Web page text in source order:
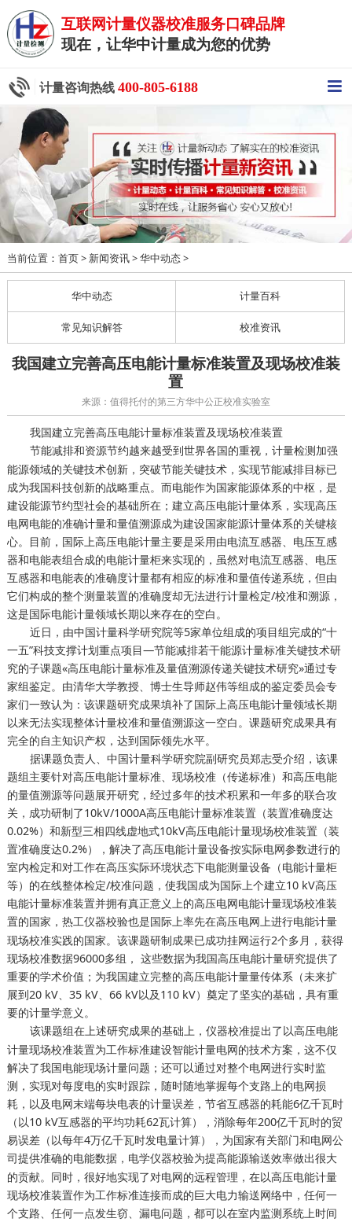
互联网计量仪器校准服务口碑品牌
现在，让华中计量成为您的优势
计量咨询热线 400-805-6188
当前位置： 首页> 新闻资讯> 华中动态>
华中动态 计量百科
常见知识解答 校准资讯
我国建立完善高压电能计量标准装置及现场校准装
置
来源：值得托付的第三方华中公正校准实验室
我国建立完善高压电能计量标准装置及现场校准装置
节能减排和资源节约越来越受到世界各国的重视， 计量检测 加强
能源领域的关键技术创新，突破节能关键技术，实现节能减排目标已
成为我国科技创新的战略重点。而电能作为国家能源体系的中枢，是
建设能源节约型社会的基础所在；建立高压电能计量体系，实现高压
电网电能的准确计量和量值溯源成为建设国家能源计量体系的关键核
心。目前，国际上高压电能计量主要是采用由电流互感器、电压互感
器和电能表组合成的电能计量柜来实现的，虽然对电流互感器、电压
互感器和电能表的准确度计量都有相应的标准和量值传递系统，但由
它们构成的整个测量装置的准确度却无法进行计量检定/校准和溯源，
这是国际电能计量领域长期以来存在的空白。
近日，由中国计量科学研究院等5家单位组成的项目组完成的“十
一五”科技支撑计划重点项目—节能减排若干能源计量标准关键技术研
究的子课题«高压电能计量标准及量值溯源传递关键技术研究»通过专
家组鉴定。由清华大学教授、博士生导师赵伟等组成的鉴定委员会专
家们一致认为：该课题研究成果填补了国际上高压电能计量领域长期
以来无法实现整体计量校准和量值溯源这一空白。课题研究成果具有
完全的自主知识产权，达到国际领先水平。
据课题负责人、中国计量科学研究院副研究员郑志受介绍，该课
题组主要针对高压电能计量标准、现场校准（传递标准）和高压电能
的量值溯源等问题展开研究，经过多年的技术积累和一年多的联合攻
关，成功研制了10kV/1000A高压电能计量标准装置（装置准确度达
0.02%）和新型三相四线虚地式10kV高压电能计量现场校准装置（装
置准确度达0.2%），解决了高压电能计量设备按实际电网参数进行的
室内检定和对工作在高压实际环境状态下电能测量设备（电能计量柜
等）的在线整体检定/校准问题，使我国成为国际上个建立10 kV高压
电能计量标准装置并拥有真正意义上的高压电网电能计量现场校准装
置的国家， 热工仪器校验也是国际上率先在高压电网上进行电能计量
现场校准实践的国家。该课题研制成果已成功挂网运行2个多月，获得
现场校准数据96000多组， 这些数据为我国高压电能计量研究提供了
重要的学术价值；为我国建立完整的高压电能计量量传体系（未来扩
展到20 kV、35 kV、66 kV以及110 kV）奠定了坚实的基础，具有重
要的计量学意义。
该课题组在上述研究成果的基础上， 仪器校准提出了以高压电能
计量现场校准装置为工作标准建设智能计量电网的技术方案，这不仅
解决了我国电能现场计量问题；还可以通过对整个电网进行实时监
测，实现对每度电的实时跟踪，随时随地掌握每个支路上的电网损
耗，以及电网末端每块电表的计量误差，节省互感器的耗能6亿千瓦时
（以10 kV互感器的平均功耗62瓦计算），消除每年200亿千瓦时的贸
易误差（以每年4万亿千瓦时发电量计算），为国家有关部门和电网公
司提供准确的电能数据， 电学仪器校验为提高能源输送效率做出很大
的贡献。同时，很好地实现了对电网的远程管理，在以高压电能计量
现场校准装置作为工作标准连接而成的巨大电力输送网络中，任何一
个支路、任何一点发生窃、漏电问题，都可以在室内监测系统上时间